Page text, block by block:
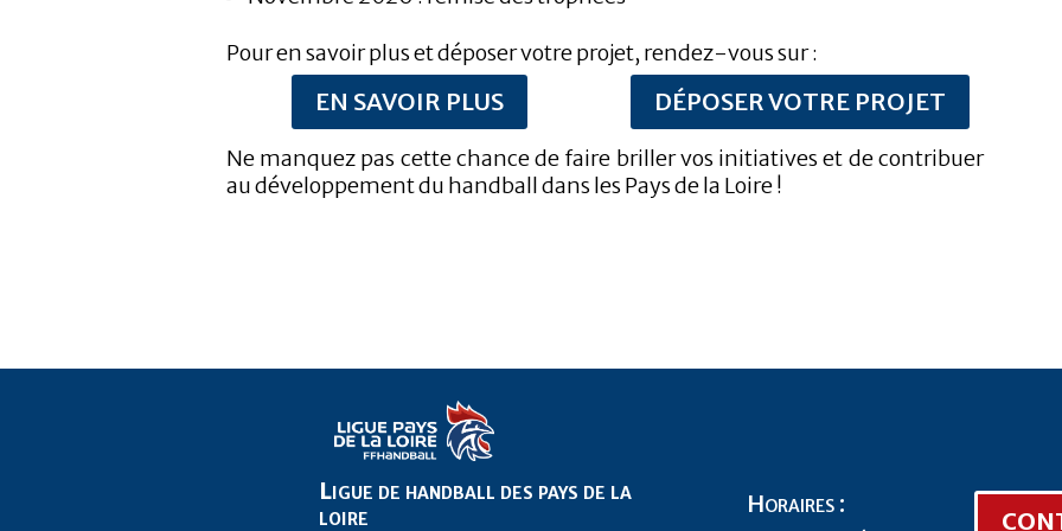
Pour en savoir plus et déposer votre projet, rendez-vous sur :
EN SAVOIR PLUS DÉPOSER VOTRE PROJET
Ne manquez pas cette chance de faire briller vos initiatives et de contribuer
au développement du handball dans les Pays de la Loire !
Ligue de handball des pays de la
loire
Horaires :